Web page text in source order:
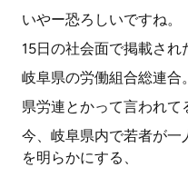
いやー恐ろしいですね。
15日の社会面で掲載され
岐阜県の労働組合総連合。
県労連とかって言われて
今、岐阜県内で若者が一
を明らかにする、